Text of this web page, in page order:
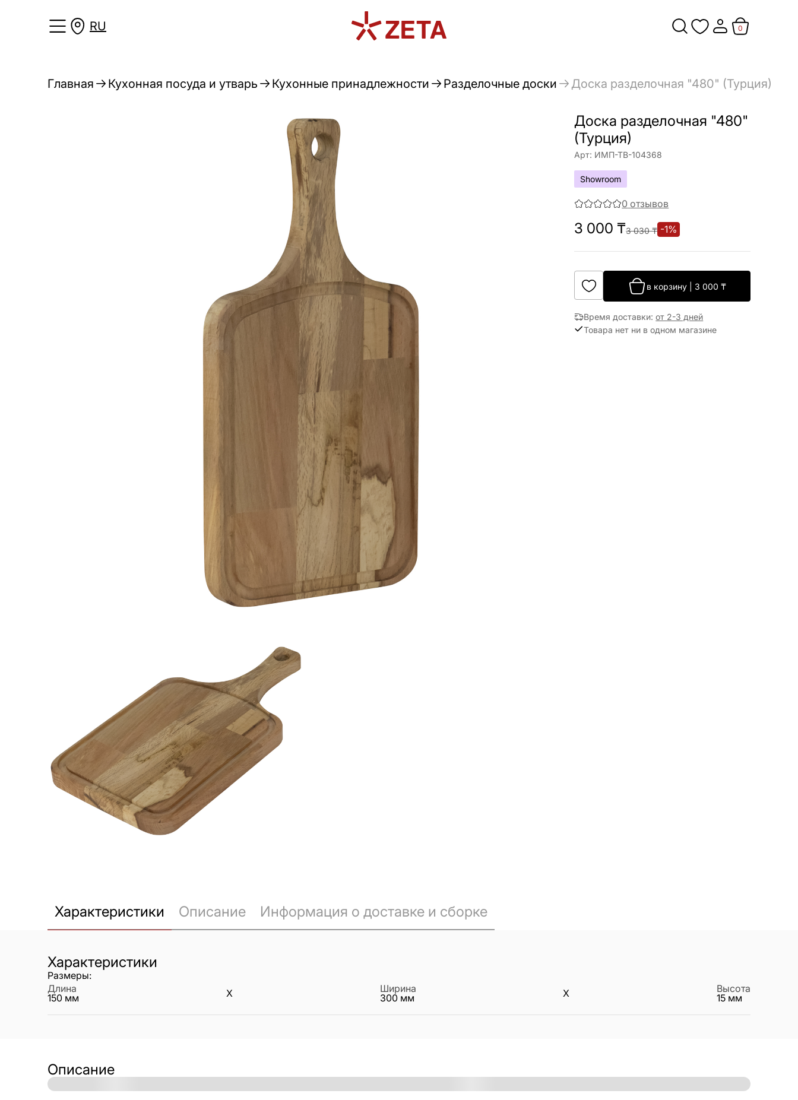
RU 0
Главная Кухонная посуда и утварь Кухонные принадлежности Разделочные доски Доска разделочная "480" (Турция)
Доска разделочная "480"
(Турция)
Арт: ИМП-ТВ-104368
Showroom
0 отзывов
3 000 ₸3 030₸ -1%
в корзину 3 000 ₸
Время доставки:от 2-3 дней
Товара нет ни в одном магазине
Характеристики Описание Информация о доставке и сборке
Характеристики
Размеры:
Длина
150 мм X
Ширина
300 мм X
Высота
15 мм
Описание